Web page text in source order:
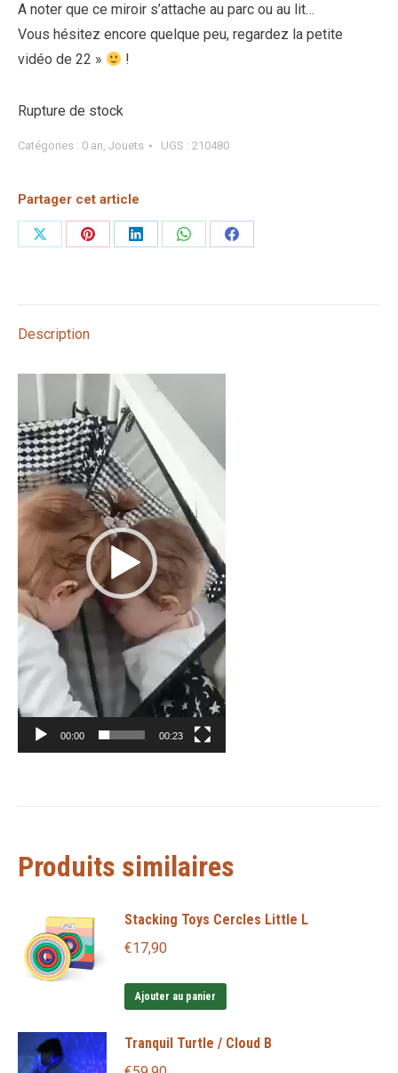
A noter que ce miroir s’attache au parc ou au lit…
Vous hésitez encore quelque peu, regardez la petite
vidéo de 22 »
!
Rupture de stock
Catégories : 0 an, Jouets UGS : 210480
Partager cet article
PartagerPartagerPartagerPartagerPartager
Description
vidéo
00:00 00:23
Produits similaires
Stacking Toys Cercles Little L
€17,90
Ajouter au panier
Tranquil Turtle / Cloud B